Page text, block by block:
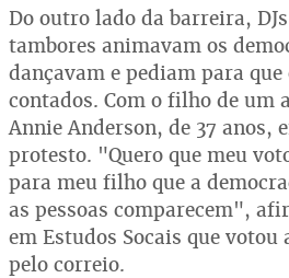
Do outro lado da barreira,
tambores animavam os
dançavam e pediam para
contados. Com o filho de um
Annie Anderson, de 37 anos,
protesto. "Quero que meu
para meu filho que a
as pessoas comparecem",
em Estudos Socais que votou
pelo correio.